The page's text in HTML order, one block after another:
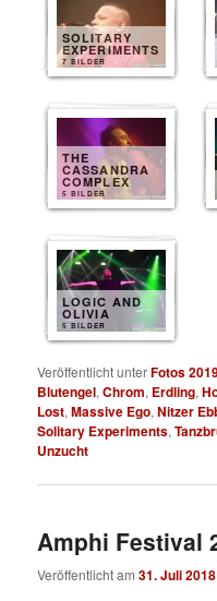
SOLITARY
EXPERIMENTS
7 BILDER
THE
CASSANDRA
COMPLEX
5 BILDER
LOGIC AND
OLIVIA
5 BILDER
Veröffentlicht unterFotos
Blutengel,Chrom, Erdling,
Lost,Massive Ego,Nitzer
Solitary Experiments,
Unzucht
Amphi Festival
Veröffentlicht am31. Juli 2018